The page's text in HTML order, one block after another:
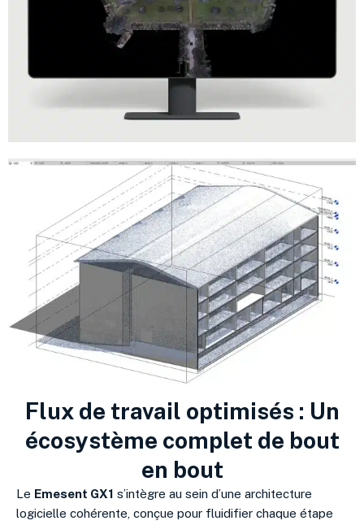
Flux de travail optimisés : Un
écosystème complet de bout
en bout
Le Emesent GX1 s’intègre au sein d’une architecture
logicielle cohérente, conçue pour fluidifier chaque étape